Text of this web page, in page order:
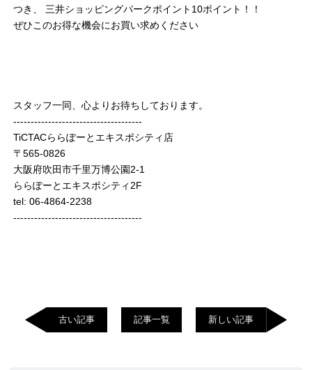
つき、 三井ショッピングパークポイント10ポイント！！
ぜひこのお得な機会にお買い求めください
スタッフ一同、心よりお待ちしております。
-------------------------------------
TiCTACららぽーとエキスポシティ店
〒565-0826
大阪府吹田市千里万博公園2-1
ららぽーとエキスポシティ2F
tel: 06-4864-2238
-------------------------------------
古い記事 記事一覧 新しい記事